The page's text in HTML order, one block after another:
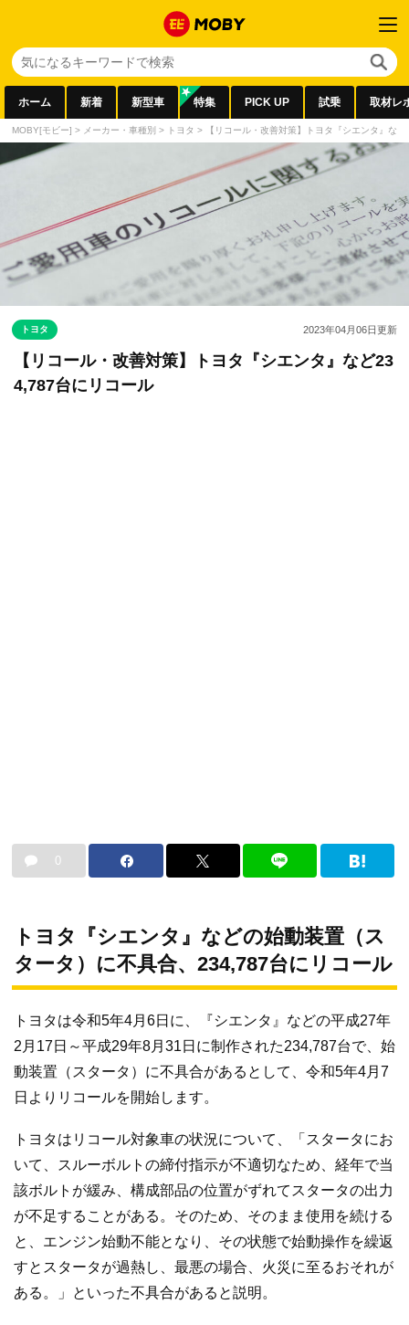
ホーム 新着 新型車 特集 PICK UP 試乗 取材レ
MOBY[モビー] > メーカー・車種別 > トヨタ > 【リコール・改善対策】トヨタ『シエンタ』な
トヨタ 2023年04月06日更新
【リコール・改善対策】トヨタ『シエンタ』など23
4,787台にリコール
0
トヨタ『シエンタ』などの始動装置（ス
タータ）に不具合、234,787台にリコール
トヨタは令和5年4月6日に、『シエンタ』などの平成27年
2月17日～平成29年8月31日に制作された234,787台で、始
動装置（スタータ）に不具合があるとして、令和5年4月7
日よりリコールを開始します。
トヨタはリコール対象車の状況について、「スタータにお
いて、スルーボルトの締付指示が不適切なため、経年で当
該ボルトが緩み、構成部品の位置がずれてスタータの出力
が不足することがある。そのため、そのまま使用を続ける
と、エンジン始動不能となり、その状態で始動操作を繰返
すとスタータが過熱し、最悪の場合、火災に至るおそれが
ある。」といった不具合があると説明。